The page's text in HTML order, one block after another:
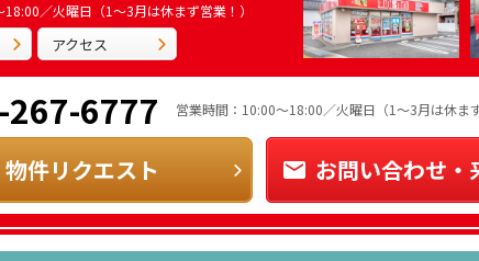
／火曜日（1～3月は休まず営業！）
アクセス
6777 営業時間：10:00～18:00／火曜日（1～3月は休ま
物件リクエスト お問い合わせ・